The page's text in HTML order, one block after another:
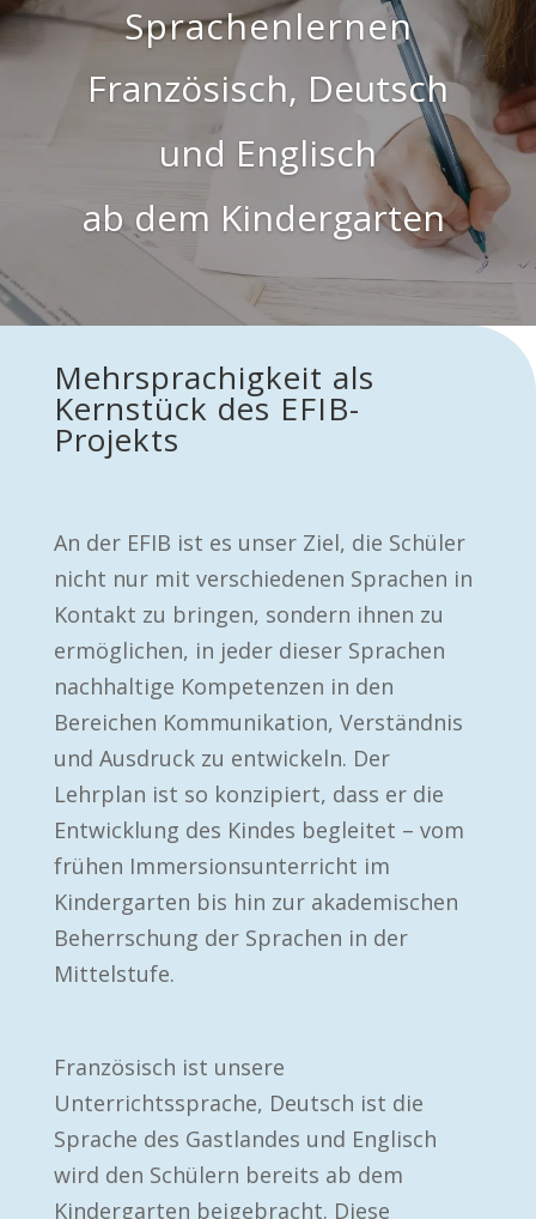
Sprachenlernen
Französisch, Deutsch
und Englisch
ab dem Kindergarten
Mehrsprachigkeit als
Kernstück des EFIB-
Projekts
An der EFIB ist es unser Ziel, die Schüler
nicht nur mit verschiedenen Sprachen in
Kontakt zu bringen, sondern ihnen zu
ermöglichen, in jeder dieser Sprachen
nachhaltige Kompetenzen in den
Bereichen Kommunikation, Verständnis
und Ausdruck zu entwickeln. Der
Lehrplan ist so konzipiert, dass er die
Entwicklung des Kindes begleitet – vom
frühen Immersionsunterricht im
Kindergarten bis hin zur akademischen
Beherrschung der Sprachen in der
Mittelstufe.
Französisch ist unsere
Unterrichtssprache, Deutsch ist die
Sprache des Gastlandes und Englisch
wird den Schülern bereits ab dem
Kindergarten beigebracht. Diese